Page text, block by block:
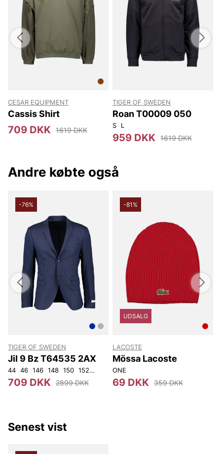
CESAR EQUIPMENT
Cassis Shirt
709 DKK 1619 DKK
TIGER OF SWEDEN
Roan T00009 050
S L
959 DKK 1619 DKK
Andre købte også
-76%
TIGER OF SWEDEN
Jil 9 Bz T64535 2AX
44 46 146 148 150 152 92 96 100
709 DKK 2899 DKK
-81%
UDSALG
LACOSTE
Mössa Lacoste
ONE
69 DKK 359 DKK
Senest vist